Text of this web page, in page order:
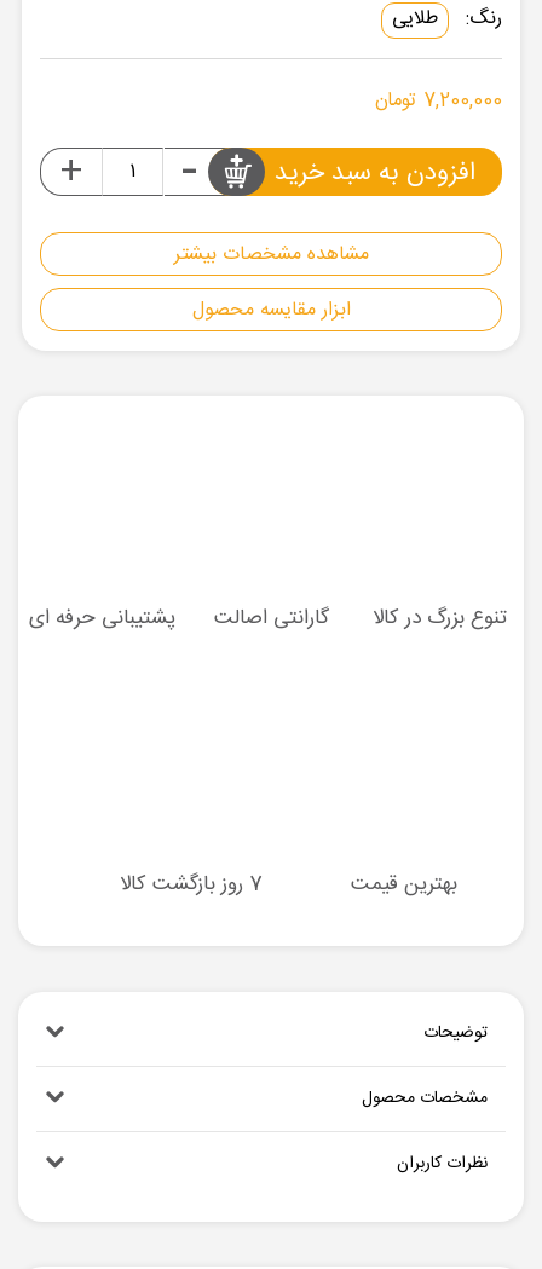
مشاهده مشخصات بیشتر
ابزار مقایسه محصول
رنگ: طلایی
7,200,000 تومان
-
+ افزودن به سبد خرید
تنوع بزرگ در کالا گارانتی اصالت پشتیبانی حرفه ای
بهترین قیمت 7 روز بازگشت کالا
توضیحات
مشخصات محصول
نظرات کاربران